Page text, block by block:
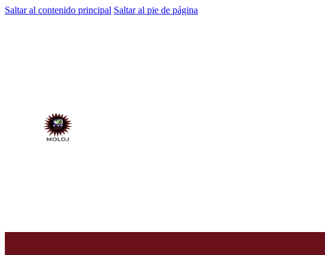
Saltar al contenido principal Saltar al pie de página